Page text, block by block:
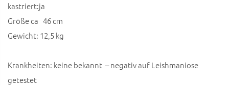
kastriert:ja
Größe ca 46 cm
Gewicht: 12,5 kg
Krankheiten: keine bekannt – negativ auf Leishmaniose
getestet